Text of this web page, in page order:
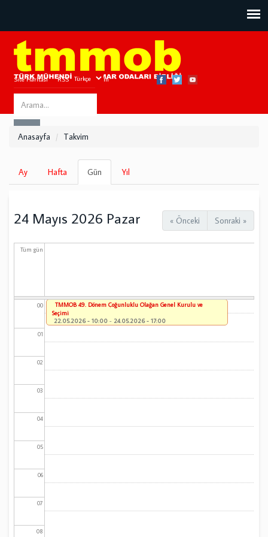
Site Haritası RSS Bize Ulaşın
Search
this
Anasayfa Takvim
Birincil
sekmeler
Ay Hafta Gün
sekme)
Yıl
« Önceki Sonraki »
24 Mayıs 2026 Pazar
Tüm gün
00
01
02
03
04
05
06
07
08
TMMOB 49. Dönem Çoğunluklu Olağan Genel Kurulu ve
Seçimi
22.05.2026 - 10:00 - 24.05.2026 - 17:00